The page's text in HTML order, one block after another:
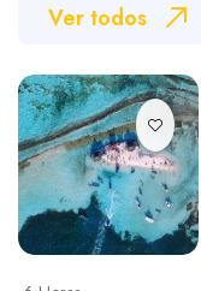
Ver todos